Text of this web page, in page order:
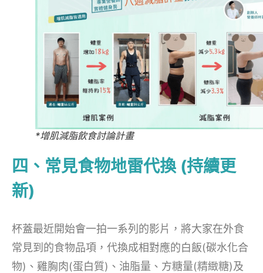
*增肌減脂飲食討論計畫
四、常見食物地雷代換 (持續更
新)
杯蓋最近開始會一拍一系列的影片，將大家在外食
常見到的食物品項，代換成相對應的白飯(碳水化合
物)、雞胸肉(蛋白質)、油脂量、方糖量(精緻糖)及